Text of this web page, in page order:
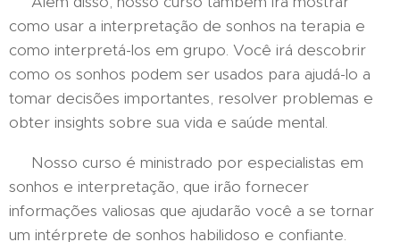
como usar a interpretação de sonhos na terapia e
como interpretá-los em grupo. Você irá descobrir
como os sonhos podem ser usados para ajudá-lo a
tomar decisões importantes, resolver problemas e
obter insights sobre sua vida e saúde mental.
Nosso curso é ministrado por especialistas em
sonhos e interpretação, que irão fornecer
informações valiosas que ajudarão você a se tornar
um intérprete de sonhos habilidoso e confiante.